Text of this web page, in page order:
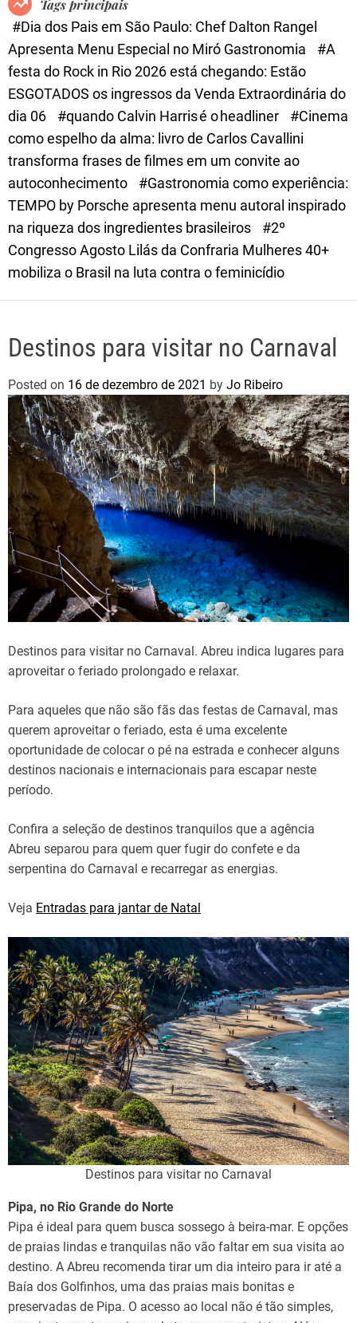
e
Tags principais
#Dia dos Pais em São Paulo: Chef Dalton Rangel
Apresenta Menu Especial no Miró Gastronomia
#A
festa do Rock in Rio 2026 está chegando: Estão
ESGOTADOS os ingressos da Venda Extraordinária do
dia 06
#quando Calvin Harris é o headliner
#Cinema
como espelho da alma: livro de Carlos Cavallini
transforma frases de filmes em um convite ao
autoconhecimento
#Gastronomia como experiência:
TEMPO by Porsche apresenta menu autoral inspirado
na riqueza dos ingredientes brasileiros
#2º
Congresso Agosto Lilás da Confraria Mulheres 40+
mobiliza o Brasil na luta contra o feminicídio
Destinos para visitar no Carnaval
Posted on 16 de dezembro de 2021 by Jo Ribeiro
Destinos para visitar no Carnaval. Abreu indica lugares para
aproveitar o feriado prolongado e relaxar.
Para aqueles que não são fãs das festas de Carnaval, mas
querem aproveitar o feriado, esta é uma excelente
oportunidade de colocar o pé na estrada e conhecer alguns
destinos nacionais e internacionais para escapar neste
período.
Confira a seleção de destinos tranquilos que a agência
Abreu separou para quem quer fugir do confete e da
serpentina do Carnaval e recarregar as energias.
Veja Entradas para jantar de Natal
Destinos para visitar no Carnaval
Pipa, no Rio Grande do Norte
Pipa é ideal para quem busca sossego à beira-mar. E opções
de praias lindas e tranquilas não vão faltar em sua visita ao
destino. A Abreu recomenda tirar um dia inteiro para ir até a
Baía dos Golfinhos, uma das praias mais bonitas e
preservadas de Pipa. O acesso ao local não é tão simples,